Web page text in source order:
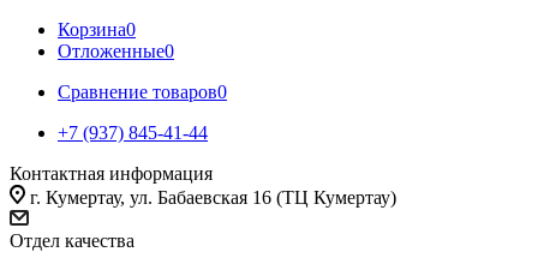
Корзина0
Отложенные0
Сравнение товаров0
+7 (937) 845-41-44
Контактная информация
г. Кумертау, ул. Бабаевская 16 (ТЦ Кумертау)
Отдел качества